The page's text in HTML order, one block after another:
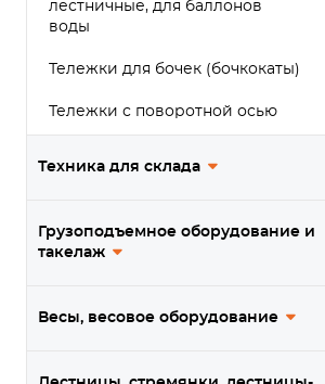
лестничные, для баллонов
воды
Тележки для бочек (бочкокаты)
Тележки с поворотной осью
Техника для склада
Грузоподъемное оборудование и
такелаж
Весы, весовое оборудование